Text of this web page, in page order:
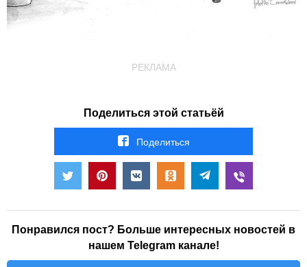
РЕКЛАМА
Поделиться этой статьёй
Поделиться
Понравился пост? Больше интересных новостей в
нашем Telegram канале!